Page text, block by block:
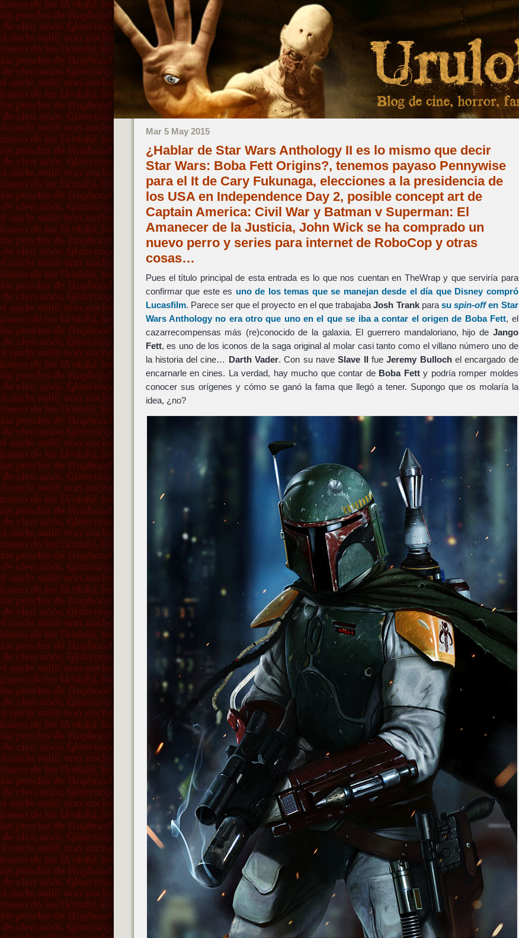
Mar 5 May 2015
¿Hablar de Star Wars Anthology II es lo mismo que decir
Star Wars: Boba Fett Origins?, tenemos payaso Pennywise
para el It de Cary Fukunaga, elecciones a la presidencia de
los USA en Independence Day 2, posible concept art de
Captain America: Civil War y Batman v Superman: El
Amanecer de la Justicia, John Wick se ha comprado un
nuevo perro y series para internet de RoboCop y otras
cosas…
Pues el título principal de esta entrada es lo que nos cuentan en TheWrap y que serviría para
confirmar que este es uno de los temas que se manejan desde el día que Disney compró
Lucasfilm. Parece ser que el proyecto en el que trabajabaJosh Trankpara suspin-offen Star
Wars Anthologyno era otro que uno en el que se iba a contar el origen de Boba Fett, el
cazarrecompensas más (re)conocido de la galaxia. El guerrero mandaloriano, hijo de Jango
Fett, es uno de los iconos de la saga original al molar casi tanto como el villano número uno de
la historia del cine… Darth Vader. Con su naveSlave IIfueJeremy Bullochel encargado de
encarnarle en cines. La verdad, hay mucho que contar de Boba Fetty podría romper moldes
conocer sus orígenes y cómo se ganó la fama que llegó a tener. Supongo que os molaría la
idea, ¿no?